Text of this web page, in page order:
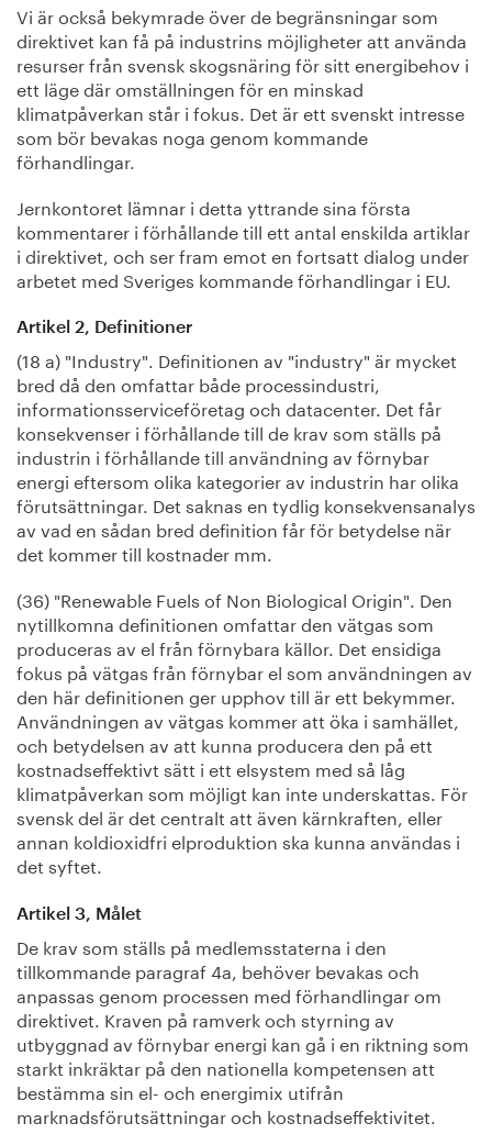
Vi är också bekymrade över de begränsningar som
direktivet kan få på industrins möjligheter att använda
resurser från svensk skogsnäring för sitt energibehov i
ett läge där omställningen för en minskad
klimatpåverkan står i fokus. Det är ett svenskt intresse
som bör bevakas noga genom kommande
förhandlingar.
Jernkontoret lämnar i detta yttrande sina första
kommentarer i förhållande till ett antal enskilda artiklar
i direktivet, och ser fram emot en fortsatt dialog under
arbetet med Sveriges kommande förhandlingar i EU.
Artikel 2, Definitioner
(18 a) "Industry". Definitionen av "industry" är mycket
bred då den omfattar både processindustri,
informationsserviceföretag och datacenter. Det får
konsekvenser i förhållande till de krav som ställs på
industrin i förhållande till användning av förnybar
energi eftersom olika kategorier av industrin har olika
förutsättningar. Det saknas en tydlig konsekvensanalys
av vad en sådan bred definition får för betydelse när
det kommer till kostnader mm.
(36) "Renewable Fuels of Non Biological Origin". Den
nytillkomna definitionen omfattar den vätgas som
produceras av el från förnybara källor. Det ensidiga
fokus på vätgas från förnybar el som användningen av
den här definitionen ger upphov till är ett bekymmer.
Användningen av vätgas kommer att öka i samhället,
och betydelsen av att kunna producera den på ett
kostnadseffektivt sätt i ett elsystem med så låg
klimatpåverkan som möjligt kan inte underskattas. För
svensk del är det centralt att även kärnkraften, eller
annan koldioxidfri elproduktion ska kunna användas i
det syftet.
Artikel 3, Målet
De krav som ställs på medlemsstaterna i den
tillkommande paragraf 4a, behöver bevakas och
anpassas genom processen med förhandlingar om
direktivet. Kraven på ramverk och styrning av
utbyggnad av förnybar energi kan gå i en riktning som
starkt inkräktar på den nationella kompetensen att
bestämma sin el- och energimix utifrån
marknadsförutsättningar och kostnadseffektivitet.